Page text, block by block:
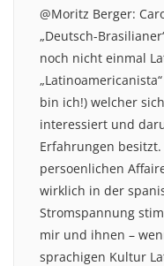
@Moritz Berger:
„Deutsch-
noch nicht einmal
bin ich!) welcher
interessiert und
Erfahrungen
persoenlichen
wirklich in der
Stromspannung
mir und ihnen –
sprachigen Kultur